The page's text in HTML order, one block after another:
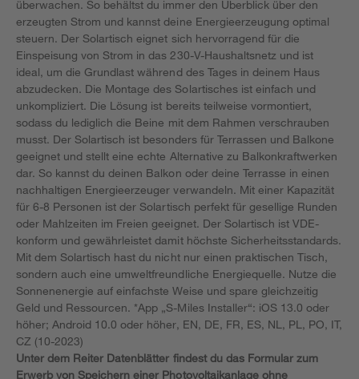
überwachen. So behältst du immer den Überblick über den
erzeugten Strom und kannst deine Energieerzeugung optimal
steuern. Der Solartisch eignet sich hervorragend für die
Einspeisung von Strom in das 230-V-Haushaltsnetz und ist
ideal, um die Grundlast während des Tages in deinem Haus
abzudecken. Die Montage des Solartisches ist einfach und
unkompliziert. Die Lösung ist bereits teilweise vormontiert,
sodass du lediglich die Beine mit dem Rahmen verschrauben
musst. Der Solartisch ist besonders für Terrassen und Balkone
geeignet und stellt eine echte Alternative zu Balkonkraftwerken
dar. So kannst du deinen Balkon oder deine Terrasse in einen
nachhaltigen Energieerzeuger verwandeln. Mit einer Kapazität
für 6-8 Personen ist der Solartisch perfekt für gesellige Runden
oder Mahlzeiten im Freien geeignet. Der Solartisch ist VDE-
konform und gewährleistet damit höchste Sicherheitsstandards.
Mit dem Solartisch hast du nicht nur einen praktischen Tisch,
sondern auch eine umweltfreundliche Energiequelle. Nutze die
Sonnenenergie auf einfachste Weise und spare gleichzeitig
Geld und Ressourcen. *App „S-Miles Installer“: iOS 13.0 oder
höher; Android 10.0 oder höher, EN, DE, FR, ES, NL, PL, PO, IT,
CZ (10-2023)
Unter dem Reiter Datenblätter findest du das Formular zum
Erwerb von Speichern einer Photovoltaikanlage ohne